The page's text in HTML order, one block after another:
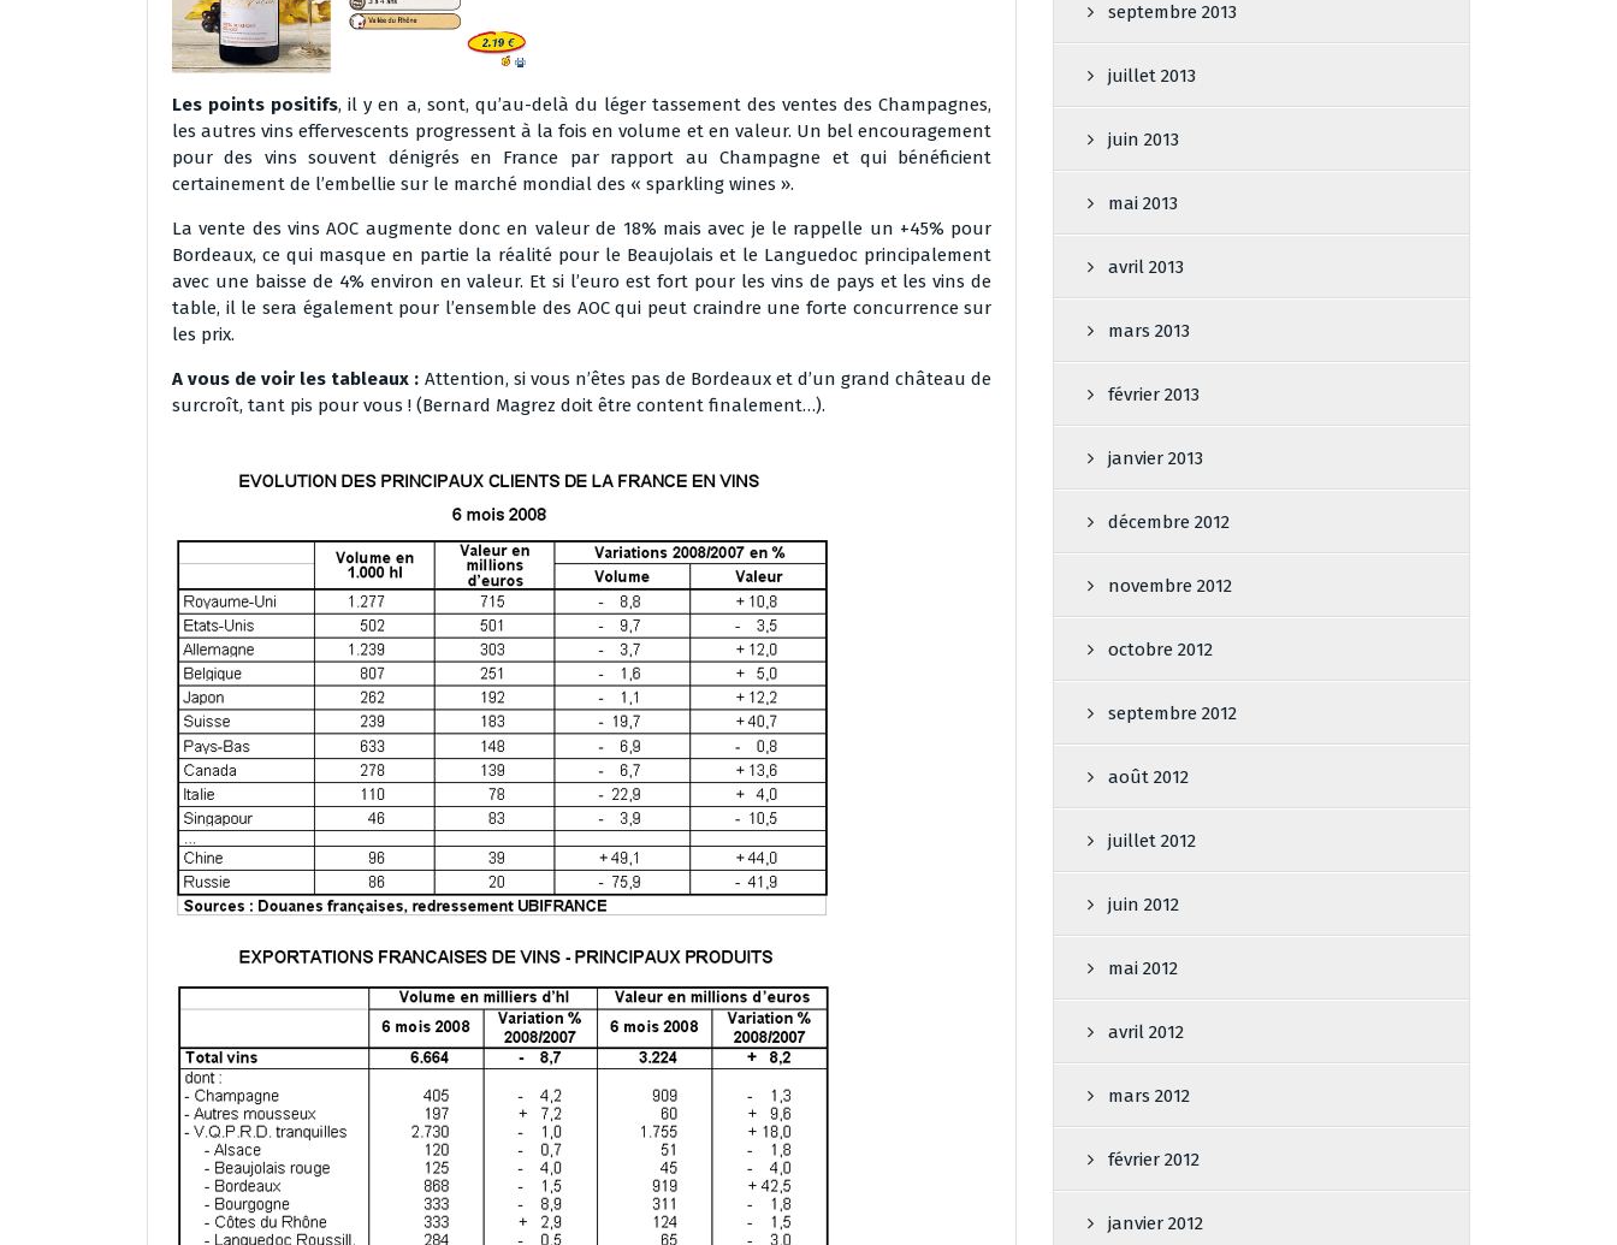
Les points positifs, il y en a, sont, qu’au-delà du léger tassement des ventes des Champagnes,
les autres vins effervescents progressent à la fois en volume et en valeur. Un bel encouragement
pour des vins souvent dénigrés en France par rapport au Champagne et qui bénéficient
certainement de l’embellie sur le marché mondial des « sparkling wines ».
La vente des vins AOC augmente donc en valeur de 18% mais avec je le rappelle un +45% pour
Bordeaux, ce qui masque en partie la réalité pour le Beaujolais et le Languedoc principalement
avec une baisse de 4% environ en valeur. Et si l’euro est fort pour les vins de pays et les vins de
table, il le sera également pour l’ensemble des AOC qui peut craindre une forte concurrence sur
les prix.
A vous de voir les tableaux : Attention, si vous n’êtes pas de Bordeaux et d’un grand château de
surcroît, tant pis pour vous ! (Bernard Magrez doit être content finalement…).
septembre 2013
juillet 2013
juin 2013
mai 2013
avril 2013
mars 2013
février 2013
janvier 2013
décembre 2012
novembre 2012
octobre 2012
septembre 2012
août 2012
juillet 2012
juin 2012
mai 2012
avril 2012
mars 2012
février 2012
janvier 2012